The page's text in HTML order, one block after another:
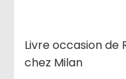
Livre occasion de
chez Milan